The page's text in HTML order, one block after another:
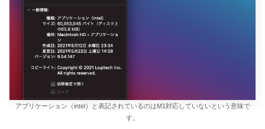
アプリケーション（intel）と表記されているのはM1対応していないという意味で
す。